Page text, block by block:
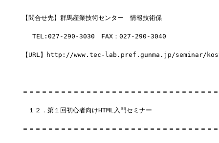
【問合せ先】群馬産業技術センター　情報技術係
TEL:027-290-3030　FAX：027-290-3040
【URL】http://www.tec-lab.pref.gunma.jp/seminar/
＝＝＝＝＝＝＝＝＝＝＝＝＝＝＝＝＝＝＝＝＝＝＝＝＝＝＝＝＝＝
１２．第１回初心者向けHTML入門セミナー
＝＝＝＝＝＝＝＝＝＝＝＝＝＝＝＝＝＝＝＝＝＝＝＝＝＝＝＝＝＝